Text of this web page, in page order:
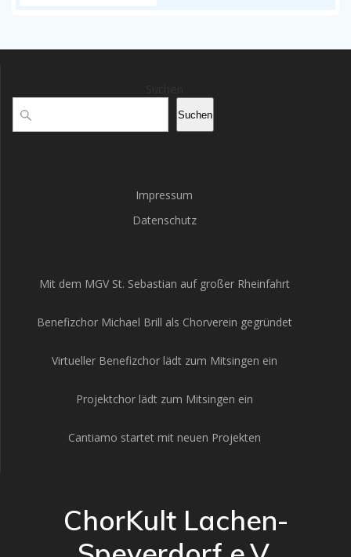
Suchen
Impressum
Datenschutz
Mit dem MGV St. Sebastian auf großer Rheinfahrt
Benefizchor Michael Brill als Chorverein gegründet
Virtueller Benefizchor lädt zum Mitsingen ein
Projektchor lädt zum Mitsingen ein
Cantiamo startet mit neuen Projekten
ChorKult Lachen-